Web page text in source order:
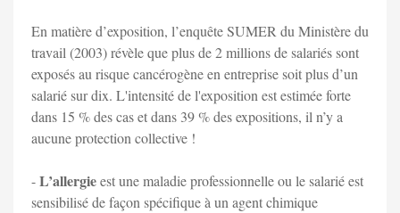
En matière d’exposition, l’enquête SUMER du Ministère du
travail (2003) révèle que plus de 2 millions de salariés sont
exposés au risque cancérogène en entreprise soit plus d’un
salarié sur dix. L'intensité de l'exposition est estimée forte
dans 15 % des cas et dans 39 % des expositions, il n’y a
aucune protection collective !
-L’allergieest une maladie professionnelle ou le salarié est
sensibilisé de façon spécifique à un agent chimique